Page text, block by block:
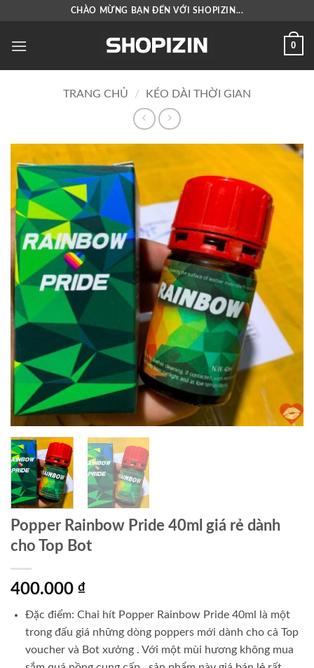
nội
CHÀO MỪNG BẠN ĐẾN VỚI SHOPIZIN...
0
TRANG CHỦ / KÉO DÀI THỜI GIAN
Popper Rainbow Pride 40ml giá rẻ dành
cho Top Bot
400.000 ₫
Đặc điểm: Chai hít Popper Rainbow Pride 40ml là một
trong đấu giá những dòng poppers mới dành cho cả Top
voucher và Botxưởng . Với một mùi hương không mua